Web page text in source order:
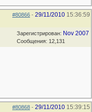
#80866 - 29/11/2010 15:36:59
Зарегистрирован: Nov 2007
Сообщения: 12,131
#80868 - 29/11/2010 15:39:15